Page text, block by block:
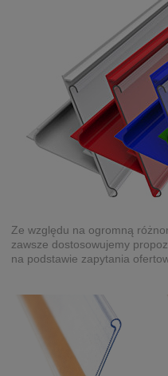
Ze względu na ogromną
zawsze dostosowujemy
na podstawie zapytania